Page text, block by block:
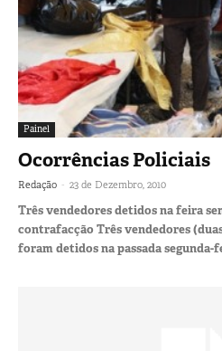
Painel
Ocorrências Policiais
Redação - 23 de Dezembro, 2010
Três vendedores detidos na feira
contrafacção Três vendedores
foram detidos na passada segunda-